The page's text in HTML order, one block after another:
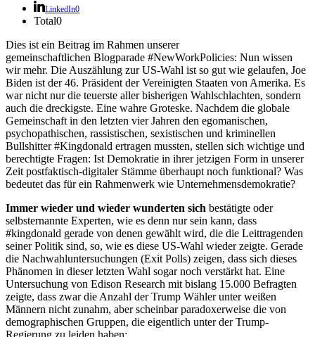
LinkedIn0
Total0
Dies ist ein Beitrag im Rahmen unserer
gemeinschaftlichen Blogparade #NewWorkPolicies: Nun wissen
wir mehr. Die Auszählung zur US-Wahl ist so gut wie gelaufen, Joe
Biden ist der 46. Präsident der Vereinigten Staaten von Amerika. Es
war nicht nur die teuerste aller bisherigen Wahlschlachten, sondern
auch die dreckigste. Eine wahre Groteske. Nachdem die globale
Gemeinschaft in den letzten vier Jahren den egomanischen,
psychopathischen, rassistischen, sexistischen und kriminellen
Bullshitter #Kingdonald ertragen mussten, stellen sich wichtige und
berechtigte Fragen: Ist Demokratie in ihrer jetzigen Form in unserer
Zeit postfaktisch-digitaler Stämme überhaupt noch funktional? Was
bedeutet das für ein Rahmenwerk wie Unternehmensdemokratie?
Immer wieder und wieder wunderten sich bestätigte oder
selbsternannte Experten, wie es denn nur sein kann, dass
#kingdonald gerade von denen gewählt wird, die die Leittragenden
seiner Politik sind, so, wie es diese US-Wahl wieder zeigte. Gerade
die Nachwahluntersuchungen (Exit Polls) zeigen, dass sich dieses
Phänomen in dieser letzten Wahl sogar noch verstärkt hat. Eine
Untersuchung von Edison Research mit bislang 15.000 Befragten
zeigte, dass zwar die Anzahl der Trump Wähler unter weißen
Männern nicht zunahm, aber scheinbar paradoxerweise die von
demographischen Gruppen, die eigentlich unter der Trump-
Regierung zu leiden haben: